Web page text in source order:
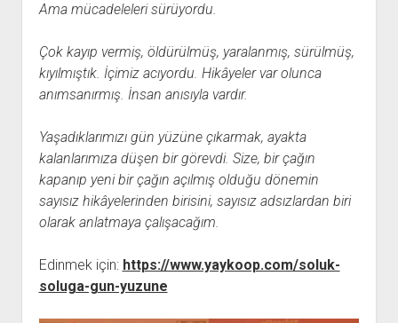
ATTF KİTAPLIĞI
FİDEF KİTAPLIĞI
TDF KİTAPLIĞI
GDF KİTAPLIĞI
Ama mücadeleleri sürüyordu.
Çok kayıp vermiş, öldürülmüş, yaralanmış, sürülmüş,
kıyılmıştık. İçimiz acıyordu. Hikâyeler var olunca
anımsanırmış. İnsan anısıyla vardır.
Yaşadıklarımızı gün yüzüne çıkarmak, ayakta
kalanlarımıza düşen bir görevdi. Size, bir çağın
kapanıp yeni bir çağın açılmış olduğu dönemin
sayısız hikâyelerinden birisini, sayısız adsızlardan biri
olarak anlatmaya çalışacağım.
Edinmek için: https://www.yaykoop.com/soluk-
soluga-gun-yuzune